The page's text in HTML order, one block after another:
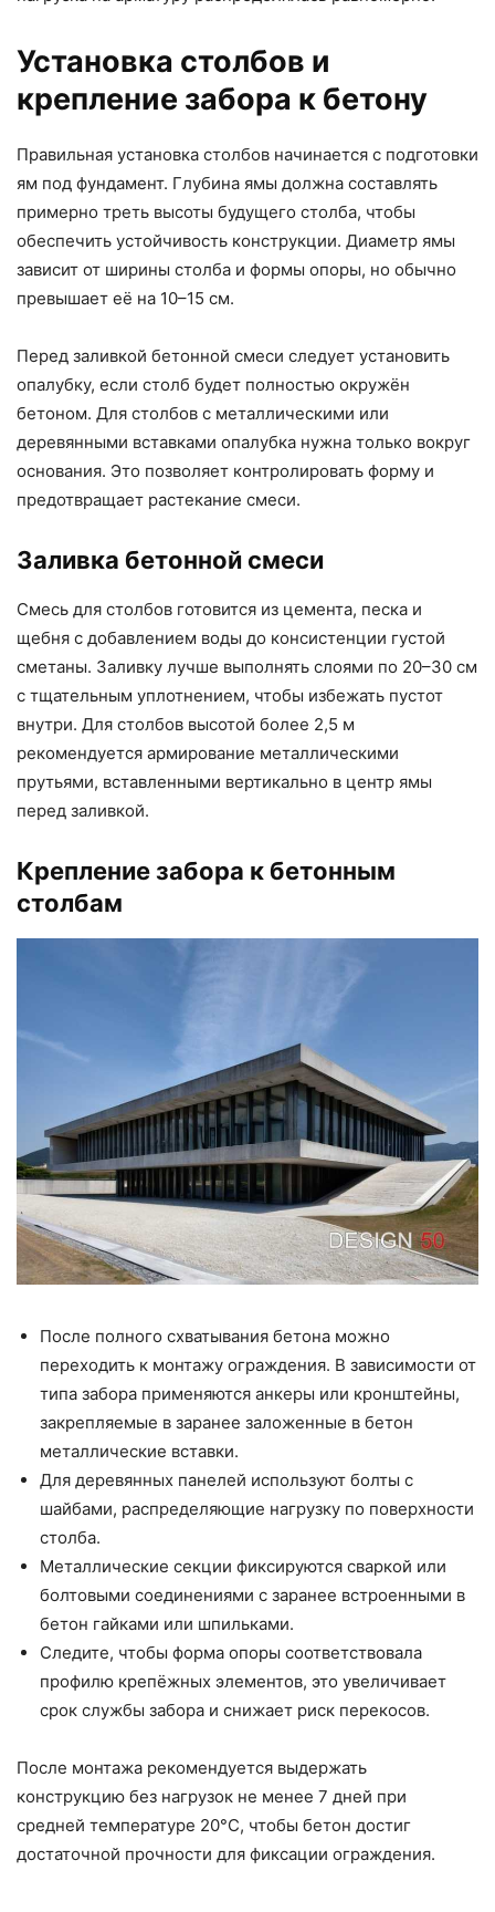
Установка столбов и
крепление забора к бетону
Правильная установка столбов начинается с подготовки
ям под фундамент. Глубина ямы должна составлять
примерно треть высоты будущего столба, чтобы
обеспечить устойчивость конструкции. Диаметр ямы
зависит от ширины столба и формы опоры, но обычно
превышает её на 10–15 см.
Перед заливкой бетонной смеси следует установить
опалубку, если столб будет полностью окружён
бетоном. Для столбов с металлическими или
деревянными вставками опалубка нужна только вокруг
основания. Это позволяет контролировать форму и
предотвращает растекание смеси.
Заливка бетонной смеси
Смесь для столбов готовится из цемента, песка и
щебня с добавлением воды до консистенции густой
сметаны. Заливку лучше выполнять слоями по 20–30 см
с тщательным уплотнением, чтобы избежать пустот
внутри. Для столбов высотой более 2,5 м
рекомендуется армирование металлическими
прутьями, вставленными вертикально в центр ямы
перед заливкой.
Крепление забора к бетонным
столбам
После полного схватывания бетона можно
переходить к монтажу ограждения. В зависимости от
типа забора применяются анкеры или кронштейны,
закрепляемые в заранее заложенные в бетон
металлические вставки.
Для деревянных панелей используют болты с
шайбами, распределяющие нагрузку по поверхности
столба.
Металлические секции фиксируются сваркой или
болтовыми соединениями с заранее встроенными в
бетон гайками или шпильками.
Следите, чтобы форма опоры соответствовала
профилю крепёжных элементов, это увеличивает
срок службы забора и снижает риск перекосов.
После монтажа рекомендуется выдержать
конструкцию без нагрузок не менее 7 дней при
средней температуре 20°С, чтобы бетон достиг
достаточной прочности для фиксации ограждения.